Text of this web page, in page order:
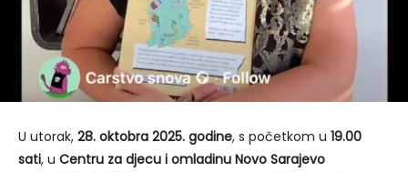
U utorak, 28. oktobra 2025. godine, s početkom u 19.00
sati, u Centru za djecu i omladinu Novo Sarajevo